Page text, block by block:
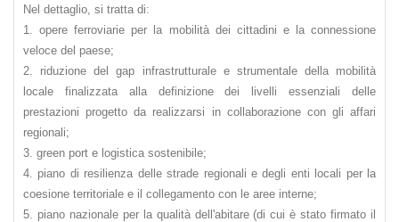
Nel dettaglio, si tratta di:
1. opere ferroviarie per la mobilità dei cittadini e la connessione
veloce del paese;
2. riduzione del gap infrastrutturale e strumentale della mobilità
locale finalizzata alla definizione dei livelli essenziali delle
prestazioni progetto da realizzarsi in collaborazione con gli affari
regionali;
3. green port e logistica sostenibile;
4. piano di resilienza delle strade regionali e degli enti locali per la
coesione territoriale e il collegamento con le aree interne;
5. piano nazionale per la qualità dell'abitare (di cui è stato firmato il